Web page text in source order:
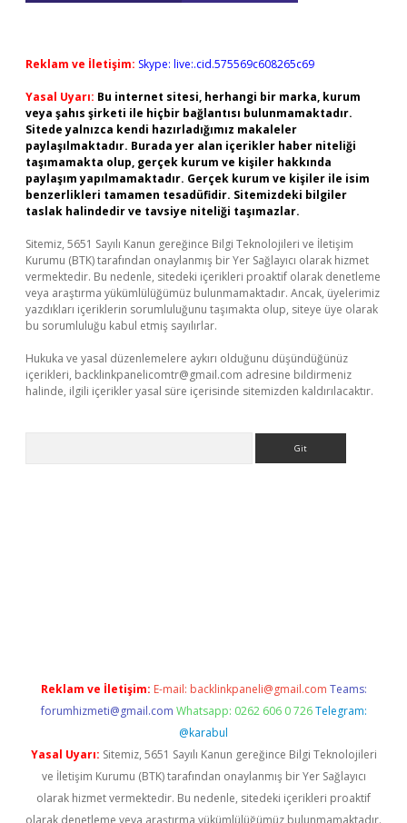
Reklam ve İletişim: Skype: live:.cid.575569c608265c69
Yasal Uyarı: Bu internet sitesi, herhangi bir marka, kurum
veya şahıs şirketi ile hiçbir bağlantısı bulunmamaktadır.
Sitede yalnızca kendi hazırladığımız makaleler
paylaşılmaktadır. Burada yer alan içerikler haber niteliği
taşımamakta olup, gerçek kurum ve kişiler hakkında
paylaşım yapılmamaktadır. Gerçek kurum ve kişiler ile isim
benzerlikleri tamamen tesadüfidir. Sitemizdeki bilgiler
taslak halindedir ve tavsiye niteliği taşımazlar.
Sitemiz, 5651 Sayılı Kanun gereğince Bilgi Teknolojileri ve İletişim
Kurumu (BTK) tarafından onaylanmış bir Yer Sağlayıcı olarak hizmet
vermektedir. Bu nedenle, sitedeki içerikleri proaktif olarak denetleme
veya araştırma yükümlülüğümüz bulunmamaktadır. Ancak, üyelerimiz
yazdıkları içeriklerin sorumluluğunu taşımakta olup, siteye üye olarak
bu sorumluluğu kabul etmiş sayılırlar.
Hukuka ve yasal düzenlemelere aykırı olduğunu düşündüğünüz
içerikleri, backlinkpanelicomtr@gmail.com adresine bildirmeniz
halinde, ilgili içerikler yasal süre içerisinde sitemizden kaldırılacaktır.
Reklam ve İletişim: E-mail: backlinkpaneli@gmail.com Teams:
forumhizmeti@gmail.com Whatsapp: 0262 606 0 726 Telegram:
@karabul
Yasal Uyarı: Sitemiz, 5651 Sayılı Kanun gereğince Bilgi Teknolojileri
ve İletişim Kurumu (BTK) tarafından onaylanmış bir Yer Sağlayıcı
olarak hizmet vermektedir. Bu nedenle, sitedeki içerikleri proaktif
olarak denetleme veya araştırma yükümlülüğümüz bulunmamaktadır.